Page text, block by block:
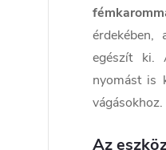
egészít
nyomást is
vágásokhoz.
Az